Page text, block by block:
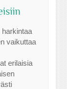
harkintaa
vaikuttaa
erilaisia